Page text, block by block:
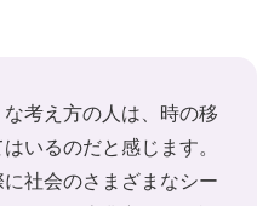
考え方の人は、時の移
いるのだと感じます。
社会のさまざまなシー